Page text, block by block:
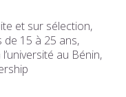
et sur sélection,
de 15 à 25 ans,
au Bénin,